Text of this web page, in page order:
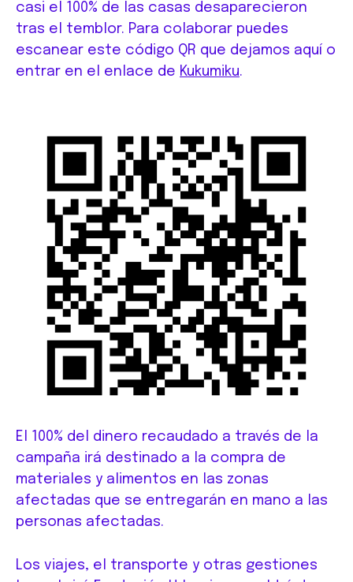
casi el 100% de las casas desaparecieron
tras el temblor. Para colaborar puedes
escanear este código QR que dejamos aquí o
entrar en el enlace de Kukumiku.
El 100% del dinero recaudado a través de la
campaña irá destinado a la compra de
materiales y alimentos en las zonas
afectadas que se entregarán en mano a las
personas afectadas.
Los viajes, el transporte y otras gestiones